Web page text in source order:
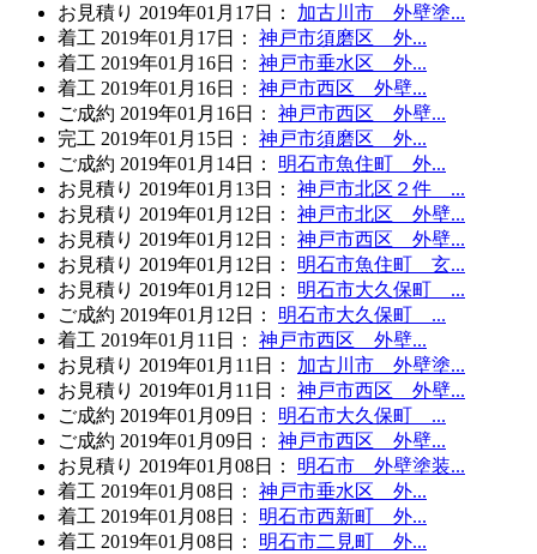
お見積り 2019年01月17日 ：
加古川市 外壁塗...
着工 2019年01月17日 ：
神戸市須磨区 外...
着工 2019年01月16日 ：
神戸市垂水区 外...
着工 2019年01月16日 ：
神戸市西区 外壁...
ご成約 2019年01月16日 ：
神戸市西区 外壁...
完工 2019年01月15日 ：
神戸市須磨区 外...
ご成約 2019年01月14日 ：
明石市魚住町 外...
お見積り 2019年01月13日 ：
神戸市北区２件 ...
お見積り 2019年01月12日 ：
神戸市北区 外壁...
お見積り 2019年01月12日 ：
神戸市西区 外壁...
お見積り 2019年01月12日 ：
明石市魚住町 玄...
お見積り 2019年01月12日 ：
明石市大久保町 ...
ご成約 2019年01月12日 ：
明石市大久保町 ...
着工 2019年01月11日 ：
神戸市西区 外壁...
お見積り 2019年01月11日 ：
加古川市 外壁塗...
お見積り 2019年01月11日 ：
神戸市西区 外壁...
ご成約 2019年01月09日 ：
明石市大久保町 ...
ご成約 2019年01月09日 ：
神戸市西区 外壁...
お見積り 2019年01月08日 ：
明石市 外壁塗装...
着工 2019年01月08日 ：
神戸市垂水区 外...
着工 2019年01月08日 ：
明石市西新町 外...
着工 2019年01月08日 ：
明石市二見町 外...